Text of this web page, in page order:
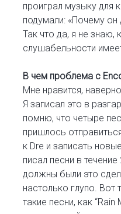
проиграл музыку для
подумали: «Почему он
Так что да, я не знаю,
слушабельности
В чем проблема с
Мне нравится,
Я записал это в
помню, что четыре
пришлось
к Dre и записать
писал песни в
должны были это
настолько глупо. Вот
такие песни, как “Rain